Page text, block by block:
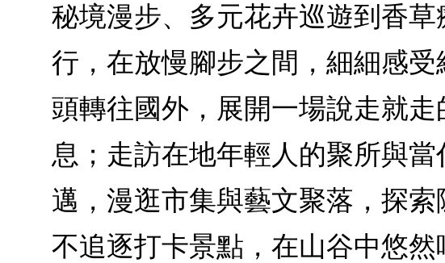
秘境漫步、多元花卉巡遊到香
行，在放慢腳步之間，細細感
頭轉往國外，展開一場說走就
息；走訪在地年輕人的聚所與
邁，漫逛市集與藝文聚落，探
不追逐打卡景點，在山谷中悠